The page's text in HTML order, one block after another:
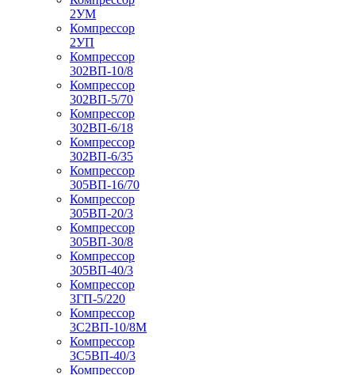
2УМ
Компрессор
2УП
Компрессор
302ВП-10/8
Компрессор
302ВП-5/70
Компрессор
302ВП-6/18
Компрессор
302ВП-6/35
Компрессор
305ВП-16/70
Компрессор
305ВП-20/3
Компрессор
305ВП-30/8
Компрессор
305ВП-40/3
Компрессор
3ГП-5/220
Компрессор
3С2ВП-10/8М
Компрессор
3С5ВП-40/3
Компрессор